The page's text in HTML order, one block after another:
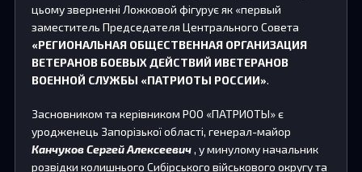
цьому зверненні Ложковой фігурує як «первый
заместитель Председателя Центрального Совета
«РЕГИОНАЛЬНАЯ ОБЩЕСТВЕННАЯ ОРГАНИЗАЦИЯ
ВЕТЕРАНОВ БОЕВЫХ ДЕЙСТВИЙ ИВЕТЕРАНОВ
ВОЕННОЙ СЛУЖБЫ «ПАТРИОТЫ РОССИИ».
Засновником та керівником РОО «ПАТРИОТЫ» є
уродженець Запорізької області, генерал-майор
Канчуков Сергей Алексеевич, у минулому начальник
розвідки колишнього Сибірського військового округу та